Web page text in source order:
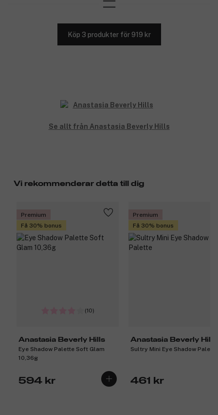
Köp 3 produkter för 919 kr
Se allt från Anastasia Beverly Hills
Vi rekommenderar detta till dig
Premium
Få 30% bonus
(10)
Anastasia Beverly Hills
Eye Shadow Palette Soft Glam
10,36g
594 kr
Premium
Få 30% bonus
Anastasia Beverly Hills
Sultry Mini Eye Shadow Palette
461 kr